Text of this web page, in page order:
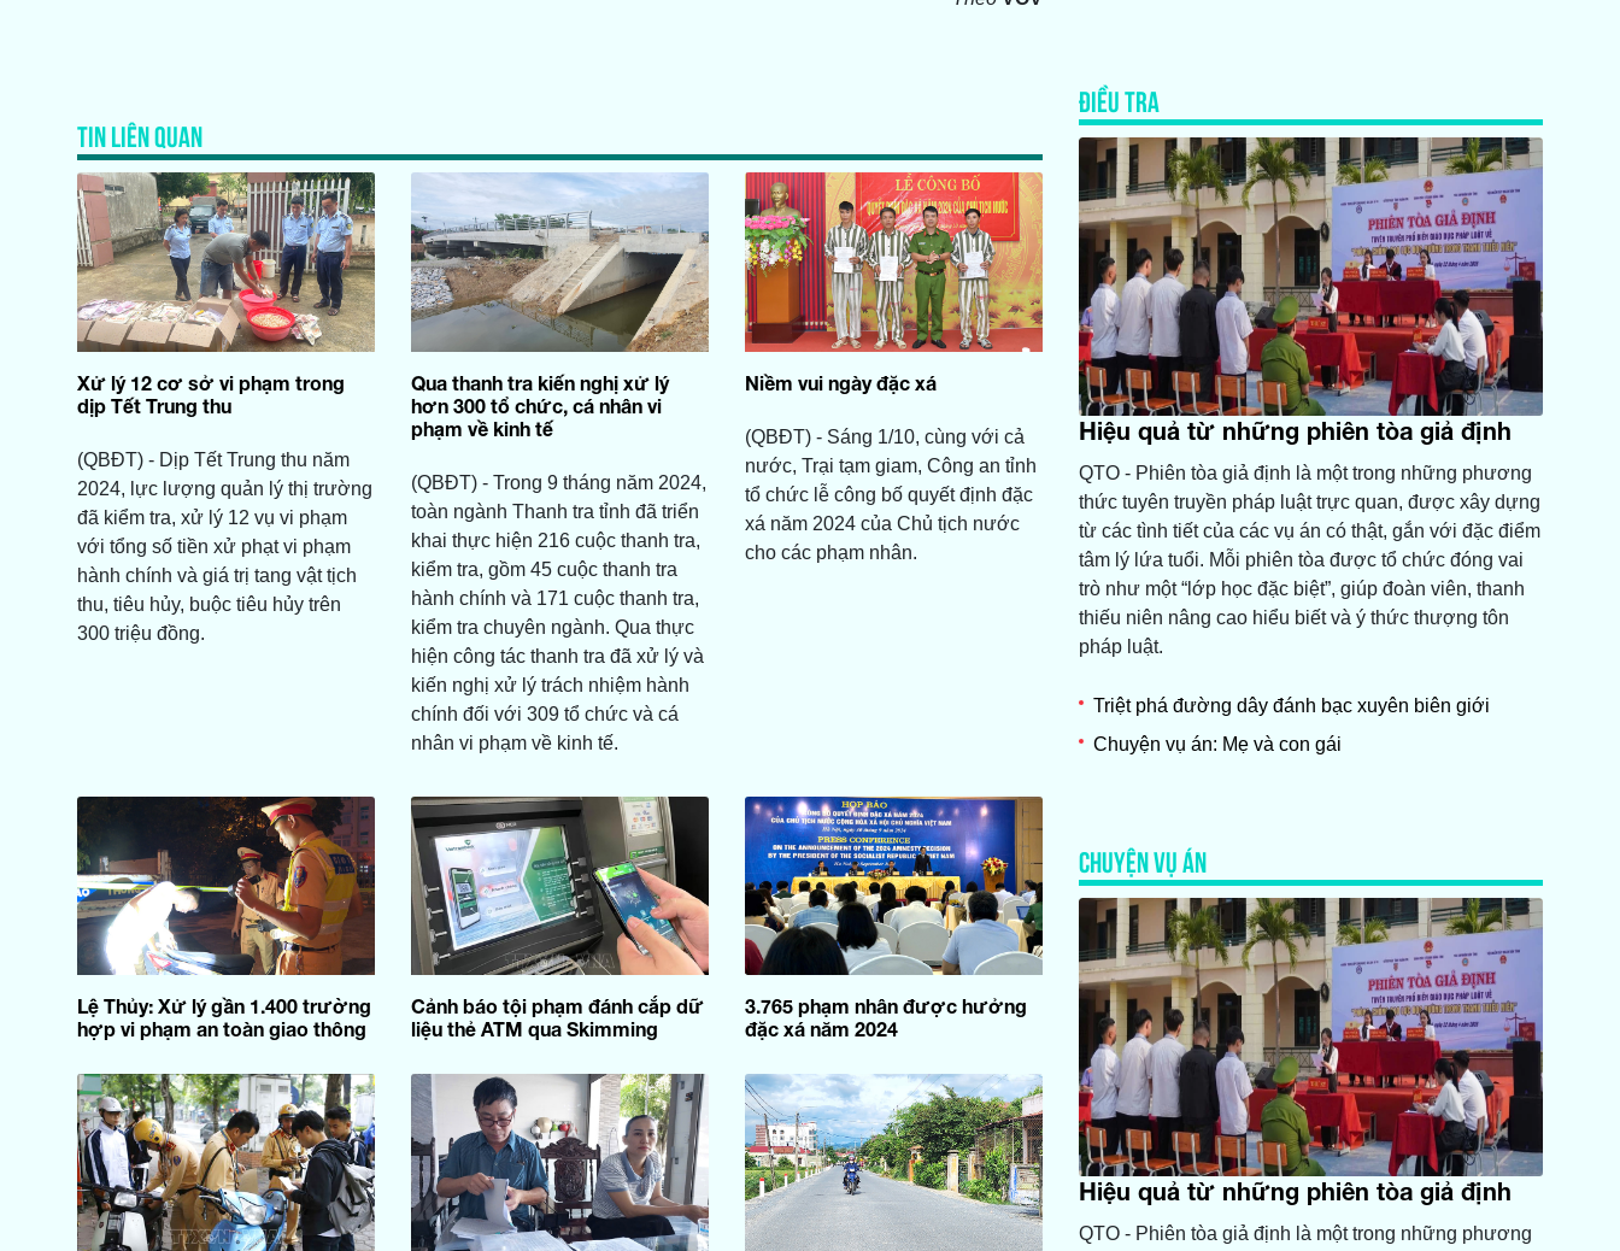
TIN LIÊN QUAN
Xử lý 12 cơ sở vi phạm trong
dịp Tết Trung thu
(QBĐT) - Dịp Tết Trung thu năm
2024, lực lượng quản lý thị trường
đã kiểm tra, xử lý 12 vụ vi phạm
với tổng số tiền xử phạt vi phạm
hành chính và giá trị tang vật tịch
thu, tiêu hủy, buộc tiêu hủy trên
300 triệu đồng.
Qua thanh tra kiến nghị xử lý
hơn 300 tổ chức, cá nhân vi
phạm về kinh tế
(QBĐT) - Trong 9 tháng năm 2024,
toàn ngành Thanh tra tỉnh đã triển
khai thực hiện 216 cuộc thanh tra,
kiểm tra, gồm 45 cuộc thanh tra
hành chính và 171 cuộc thanh tra,
kiểm tra chuyên ngành. Qua thực
hiện công tác thanh tra đã xử lý và
kiến nghị xử lý trách nhiệm hành
chính đối với 309 tổ chức và cá
nhân vi phạm về kinh tế.
Niềm vui ngày đặc xá
(QBĐT) - Sáng 1/10, cùng với cả
nước, Trại tạm giam, Công an tỉnh
tổ chức lễ công bố quyết định đặc
xá năm 2024 của Chủ tịch nước
cho các phạm nhân.
Lệ Thủy: Xử lý gần 1.400 trường
hợp vi phạm an toàn giao thông
Cảnh báo tội phạm đánh cắp dữ
liệu thẻ ATM qua Skimming
3.765 phạm nhân được hưởng
đặc xá năm 2024
ĐIỀU TRA
Hiệu quả từ những phiên tòa giả định
QTO - Phiên tòa giả định là một trong những phương
thức tuyên truyền pháp luật trực quan, được xây dựng
từ các tình tiết của các vụ án có thật, gắn với đặc điểm
tâm lý lứa tuổi. Mỗi phiên tòa được tổ chức đóng vai
trò như một “lớp học đặc biệt”, giúp đoàn viên, thanh
thiếu niên nâng cao hiểu biết và ý thức thượng tôn
pháp luật.
Triệt phá đường dây đánh bạc xuyên biên giới
Chuyện vụ án: Mẹ và con gái
CHUYỆN VỤ ÁN
Hiệu quả từ những phiên tòa giả định
QTO - Phiên tòa giả định là một trong những phương